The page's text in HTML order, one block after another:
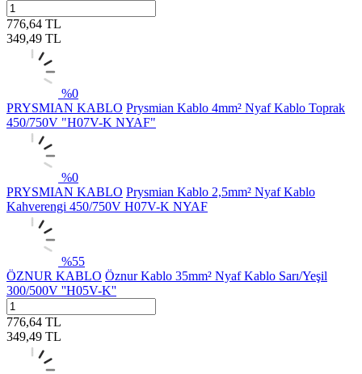
776,64 TL
349,49 TL
%0
PRYSMIAN KABLO Prysmian Kablo 4mm² Nyaf Kablo Toprak
450/750V "H07V-K NYAF"
%0
PRYSMIAN KABLO Prysmian Kablo 2,5mm² Nyaf Kablo
Kahverengi 450/750V H07V-K NYAF
%55
ÖZNUR KABLO Öznur Kablo 35mm² Nyaf Kablo Sarı/Yeşil
300/500V ''H05V-K''
776,64 TL
349,49 TL